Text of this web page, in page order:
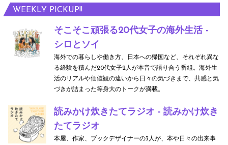
WEEKLY PICKUP!!
そこそこ頑張る20代女子の海外生活 -
シロとソイ
海外での暮らしや働き方、日本への帰国など、それぞれ異な
る経験を積んだ20代女子2人が本音で語り合う番組。海外生
活のリアルや価値観の違いから日々の気づきまで、共感と気
づきが詰まった等身大のトークが満載。
読みかけ炊きたてラジオ - 読みかけ炊き
たてラジオ
本屋、作家、ブックデザイナーの3人が、本や日々の出来事
e
st
o
b
y
w
h
d
li
n
u
n
e
t
r
l
s
o
u
c
a
s
e,
lit
tl
e